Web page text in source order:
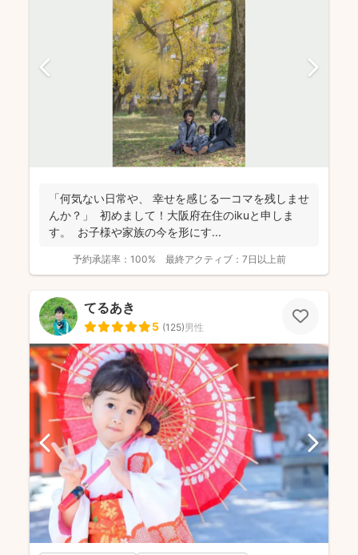
「何気ない日常や、 幸せを感じる一コマを残しませ
んか？」 初めまして！大阪府在住のikuと申しま
す。 お子様や家族の今を形にす...
予約承諾率： 100% 最終アクティブ： 7日以上前
てるあき
5 (125)男性